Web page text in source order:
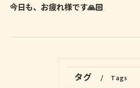
今日も、お疲れ様です🙏🏻
タグ Tags